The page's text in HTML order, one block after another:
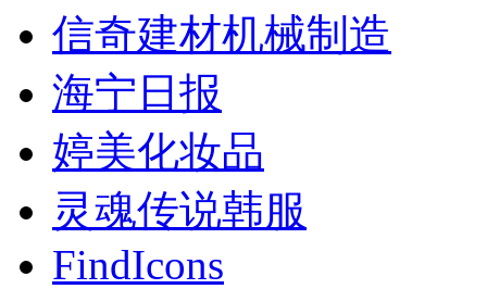
信奇建材机械制造
海宁日报
婷美化妆品
灵魂传说韩服
FindIcons